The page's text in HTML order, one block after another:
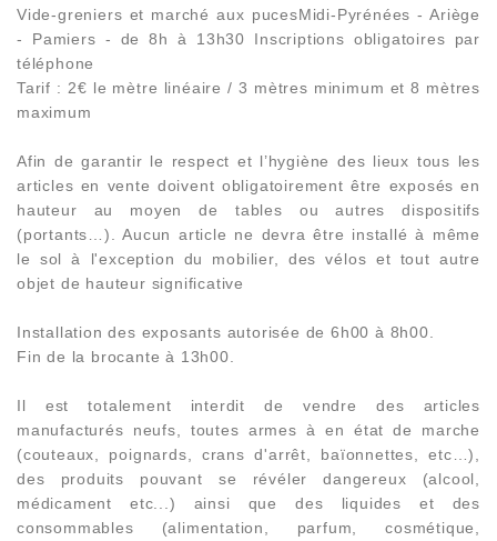
Vide-greniers et marché aux pucesMidi-Pyrénées - Ariège
- Pamiers - de 8h à 13h30 Inscriptions obligatoires par
téléphone
Tarif : 2€ le mètre linéaire / 3 mètres minimum et 8 mètres
maximum
Afin de garantir le respect et l’hygiène des lieux tous les
articles en vente doivent obligatoirement être exposés en
hauteur au moyen de tables ou autres dispositifs
(portants…). Aucun article ne devra être installé à même
le sol à l'exception du mobilier, des vélos et tout autre
objet de hauteur significative
Installation des exposants autorisée de 6h00 à 8h00.
Fin de la brocante à 13h00.
Il est totalement interdit de vendre des articles
manufacturés neufs, toutes armes à en état de marche
(couteaux, poignards, crans d'arrêt, baïonnettes, etc…),
des produits pouvant se révéler dangereux (alcool,
médicament etc...) ainsi que des liquides et des
consommables (alimentation, parfum, cosmétique,